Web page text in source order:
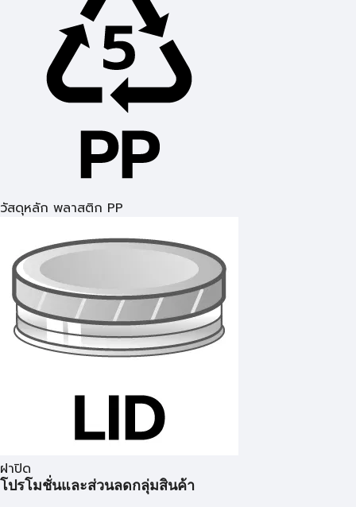
วัสดุหลัก พลาสติก PP
ฝาปิด
โปรโมชั่นและส่วนลดกลุ่มสินค้า